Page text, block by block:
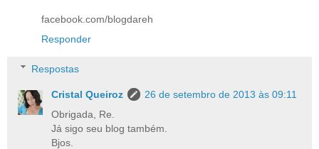
facebook.com/blogdareh
Responder
Respostas
Cristal Queiroz
26 de setembro de 2013 às 09:11
Obrigada, Re.
Já sigo seu blog também.
Bjos.